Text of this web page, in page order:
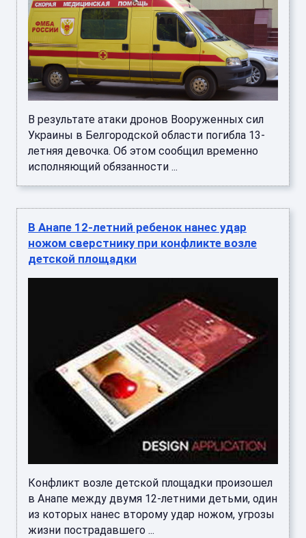
В результате атаки дронов Вооруженных сил
Украины в Белгородской области погибла 13-
летняя девочка. Об этом сообщил временно
исполняющий обязанности ...
В Анапе 12-летний ребенок нанес удар
ножом сверстнику при конфликте возле
детской площадки
Конфликт возле детской площадки произошел
в Анапе между двумя 12-летними детьми, один
из которых нанес второму удар ножом, угрозы
жизни пострадавшего ...